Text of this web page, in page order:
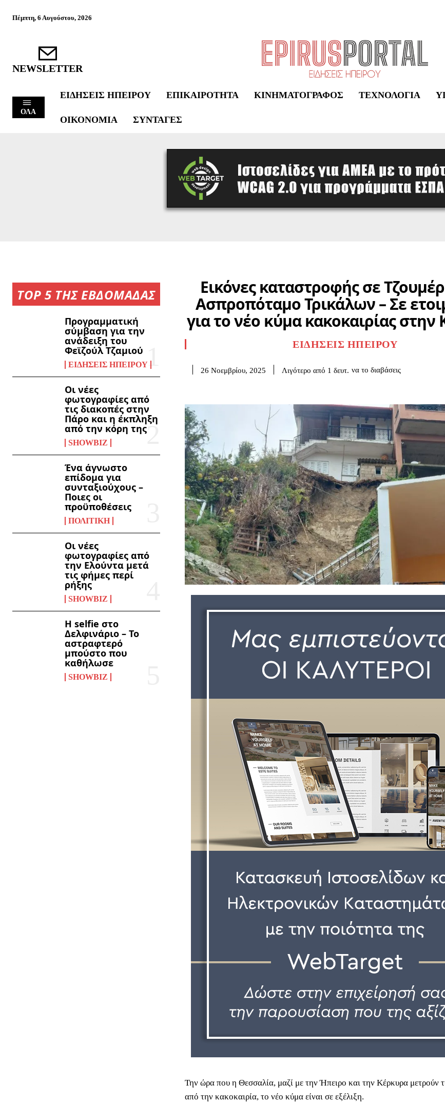
Πέμπτη, 6 Αυγούστου, 2026
NEWSLETTER
ΟΛΑ
ΕΙΔΉΣΕΙΣ ΗΠΕΊΡΟΥ ΕΠΙΚΑΙΡΌΤΗΤΑ ΚΙΝΗΜΑΤΟΓΡΆΦΟΣ ΤΕΧΝΟΛΟΓΊΑ
ΟΙΚΟΝΟΜΊΑ ΣΥΝΤΑΓΈΣ
TOP 5 ΤΗΣ ΕΒΔΟΜΑΔΑΣ
Προγραμματική
σύμβαση για την
ανάδειξη του
Φεϊζούλ Τζαμιού
ΕΙΔΉΣΕΙΣ ΗΠΕΊΡΟΥ
Οι νέες
φωτογραφίες από
τις διακοπές στην
Πάρο και η έκπληξη
από την κόρη της
SHOWBIZ
Ένα άγνωστο
επίδομα για
συνταξιούχους –
Ποιες οι
προϋποθέσεις
ΠΟΛΙΤΙΚΉ
Οι νέες
φωτογραφίες από
την Ελούντα μετά
τις φήμες περί
ρήξης
SHOWBIZ
Η selfie στο
Δελφινάριο – Το
αστραφτερό
μπούστο που
καθήλωσε
SHOWBIZ
Εικόνες καταστροφής σε
Ασπροπόταμο Τρικάλων – Σε
για το νέο κύμα κακοκαιρίας στην
ΕΙΔΉΣΕΙΣ ΗΠΕΊΡΟΥ
26 Νοεμβρίου, 2025 Λιγότερο από 1 δευτ. να το διαβάσεις
Την ώρα που η Θεσσαλία, μαζί με την Ήπειρο και την Κέρκυρα μετρούν
από την κακοκαιρία, το νέο κύμα είναι σε εξέλιξη.